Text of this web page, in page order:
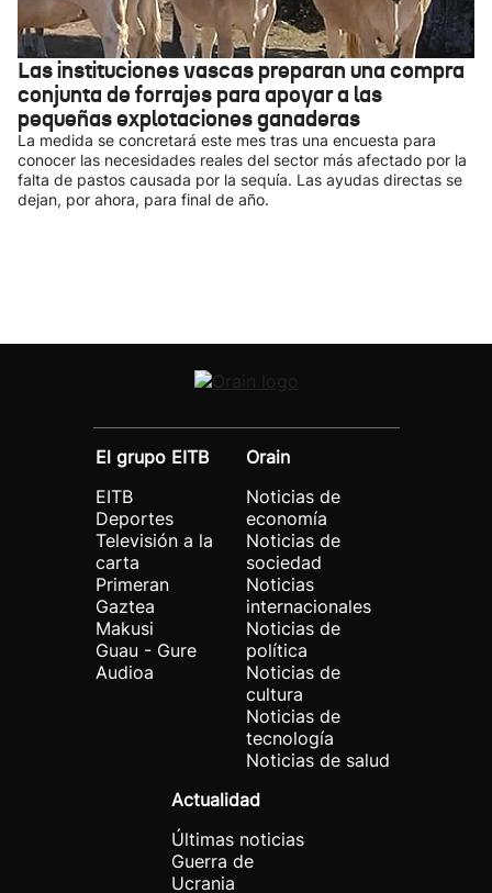
Las instituciones vascas preparan una compra
conjunta de forrajes para apoyar a las
pequeñas explotaciones ganaderas
La medida se concretará este mes tras una encuesta para
conocer las necesidades reales del sector más afectado por la
falta de pastos causada por la sequía. Las ayudas directas se
dejan, por ahora, para final de año.
El grupo EITB
EITB
Deportes
Televisión a la
carta
Primeran
Gaztea
Makusi
Guau - Gure
Audioa
Orain
Noticias de
economía
Noticias de
sociedad
Noticias
internacionales
Noticias de
política
Noticias de
cultura
Noticias de
tecnología
Noticias de salud
Actualidad
Últimas noticias
Guerra de
Ucrania